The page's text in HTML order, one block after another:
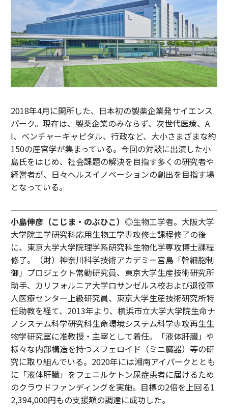
2018年4月に開所した、日本初の製薬企業発サイエンス
パーク。現在は、製薬企業のみならず、次世代医療、A
I、ベンチャーキャピタル、行政など、大小さまざまな約
150の産官学が集まっている。今回の対談に出演した小
島氏をはじめ、社会課題の解決を目指す多くの研究者や
経営者が、日々ヘルスイノベーションの創出を目指す場
となっている。
小島伸彦（こじま・のぶひこ） ◎生物工学者。大阪大学
大学院工学研究科応用生物工学専攻修士課程修了の後
に、東京大学大学院理学系研究科生物化学専攻博士課程
修了。（財）神奈川科学技術アカデミー宮島「幹細胞制
御」プロジェクト常勤研究員、東京大学生産技術研究所
助手、カリフォルニア大学ロサンゼルス校および退役軍
人医療センター上級研究員、東京大学生産技術研究所特
任助教を経て、2013年より、横浜市立大学大学院生命ナ
ノシステム科学研究科生命環境システム科学専攻再生生
物学研究室に准教授・主宰として着任。「液体肝臓」や
様々な内部構造を持つスフェロイド（ミニ臓器）等の研
究に取り組んでいる。2020年には湘南アイパークととも
に「液体肝臓」をフェニルケトン尿症患者に届けるため
のクラウドファンディングを実施。目標の2倍を上回る1
2,394,000円もの支援額の調達に成功した。